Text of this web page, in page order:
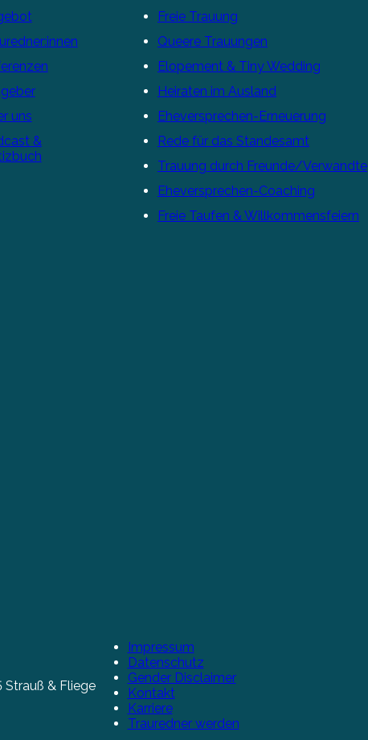
uns
&
Freie Trauung
Queere Trauungen
Elopement & Tiny Wedding
Heiraten im Ausland
Eheversprechen-Erneuerung
Rede für das Standesamt
Trauung durch Freunde/Verwandte
Eheversprechen-Coaching
Freie Taufen & Willkommensfeiern
& Fliege
Impressum
Datenschutz
Gender Disclaimer
Kontakt
Karriere
Trauredner werden